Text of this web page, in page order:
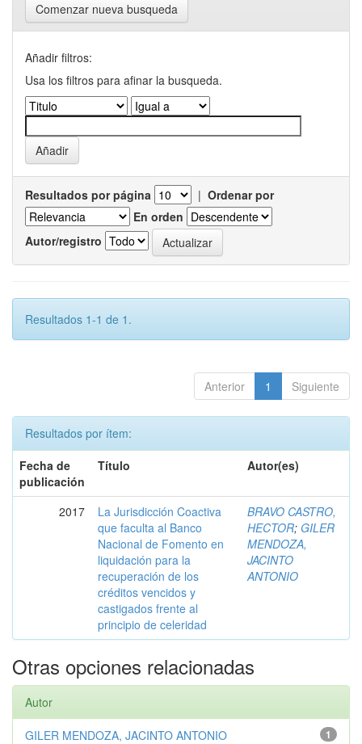
Comenzar nueva busqueda
Añadir filtros:
Usa los filtros para afinar la busqueda.
Resultados por página | Ordenar por
En orden
Autor/registro
Resultados 1-1 de 1.
Anterior 1 Siguiente
Resultados por ítem:
Fecha de
publicación
Título Autor(es)
2017
La Jurisdicción Coactiva
que faculta al Banco
Nacional de Fomento en
liquidación para la
recuperación de los
créditos vencidos y
castigados frente al
principio de celeridad
BRAVO CASTRO,
HECTOR; GILER
MENDOZA,
JACINTO
ANTONIO
Otras opciones relacionadas
Autor
1
GILER MENDOZA, JACINTO ANTONIO